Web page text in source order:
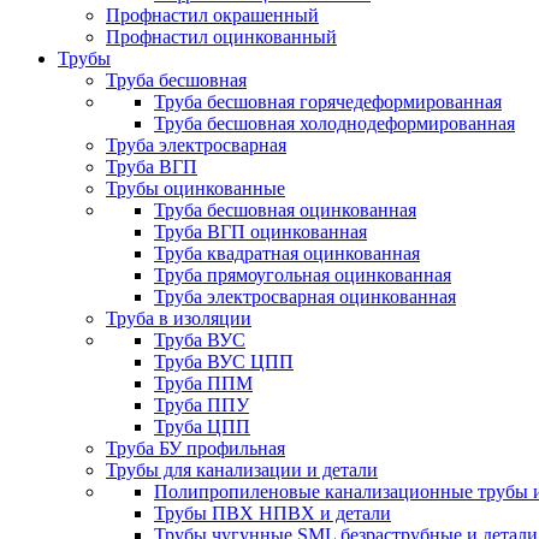
Профнастил окрашенный
Профнастил оцинкованный
Трубы
Труба бесшовная
Труба бесшовная горячедеформированная
Труба бесшовная холоднодеформированная
Труба электросварная
Труба ВГП
Трубы оцинкованные
Труба бесшовная оцинкованная
Труба ВГП оцинкованная
Труба квадратная оцинкованная
Труба прямоугольная оцинкованная
Труба электросварная оцинкованная
Труба в изоляции
Труба ВУС
Труба ВУС ЦПП
Труба ППМ
Труба ППУ
Труба ЦПП
Труба БУ профильная
Трубы для канализации и детали
Полипропиленовые канализационные трубы
Трубы ПВХ НПВХ и детали
Трубы чугунные SML безраструбные и детали